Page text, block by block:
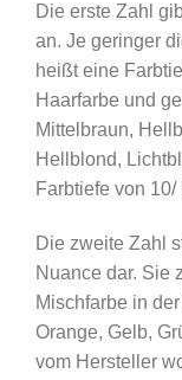
Die erste Zahl
an. Je geringer
heißt eine
Haarfarbe und
Mittelbraun,
Hellblond,
Farbtiefe von
Die zweite Zahl
Nuance dar. Sie
Mischfarbe in
Orange, Gelb,
vom Hersteller